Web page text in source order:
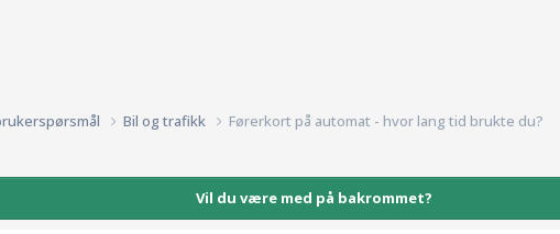
Bil og trafikk Førerkort på automat - hvor lang tid brukte du?
Vil du være med på bakrommet?